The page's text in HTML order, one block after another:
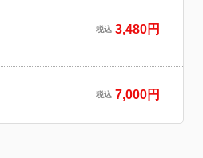
税込 3,480円
税込 7,000円